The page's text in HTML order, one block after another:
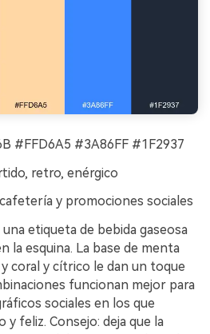
#FFD6A5 #3A86FF #1F2937
retro, enérgico
y promociones sociales
etiqueta de bebida gaseosa
la esquina. La base de menta
coral y cítrico le dan un toque
funcionan mejor para
sociales en los que
y feliz. Consejo: deja que la